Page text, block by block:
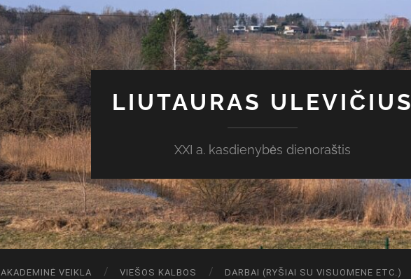
LIUTAURAS ULEVIČIUS
XXI a. kasdienybės dienoraštis
AKADEMINĖ VEIKLA VIEŠOS KALBOS DARBAI (RYŠIAI SU VISUOMENE ETC.)